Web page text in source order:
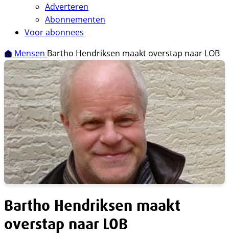
Adverteren
Abonnementen
Voor abonnees
Mensen Bartho Hendriksen maakt overstap naar LOB
Bartho Hendriksen maakt
overstap naar LOB